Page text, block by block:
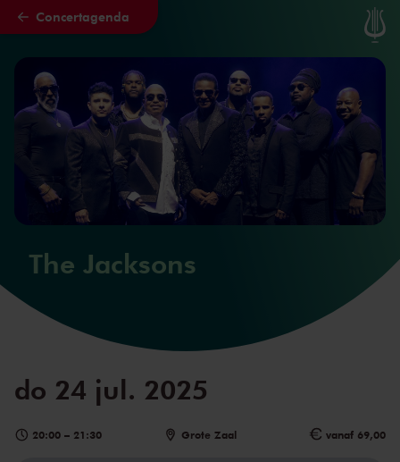
Naar hoofdcontent
Concertagenda
The Jacksons
do 24 jul. 2025
20:00 – 21:30 Grote Zaal vanaf 69,00